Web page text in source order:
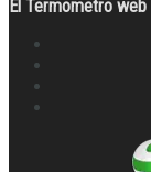
El Termometro web